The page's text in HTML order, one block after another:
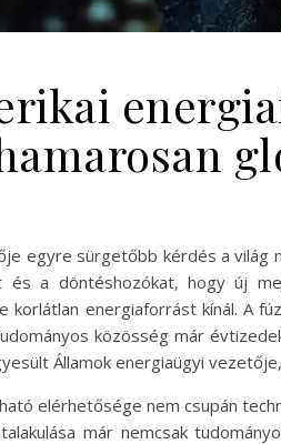
egyre sürgetőbb kérdés a világ
a döntéshozókat, hogy új
korlátlan energiaforrást kínál. A
közösség már
Államok energiaügyi
elérhetősége nem csupán
már nemcsak